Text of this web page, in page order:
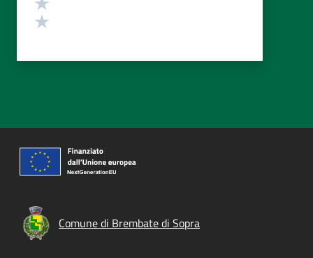
Comune di Brembate di Sopra